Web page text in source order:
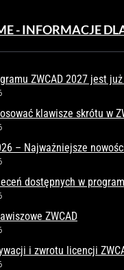
- INFORMACJE
ZWCAD 2027 jest
klawisze skrótu w
– Najważniejsze
dostępnych w
ZWCAD
i zwrotu licencji